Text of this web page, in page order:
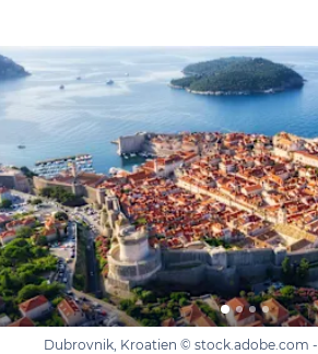
Dubrovnik, Kroatien © stock.adobe.com -